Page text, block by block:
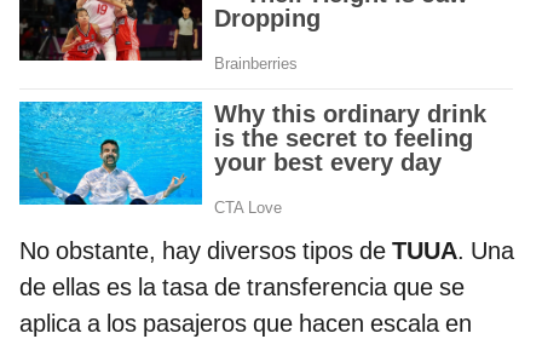
No obstante, hay diversos tipos de TUUA. Una
de ellas es la tasa de transferencia que se
aplica a los pasajeros que hacen escala en